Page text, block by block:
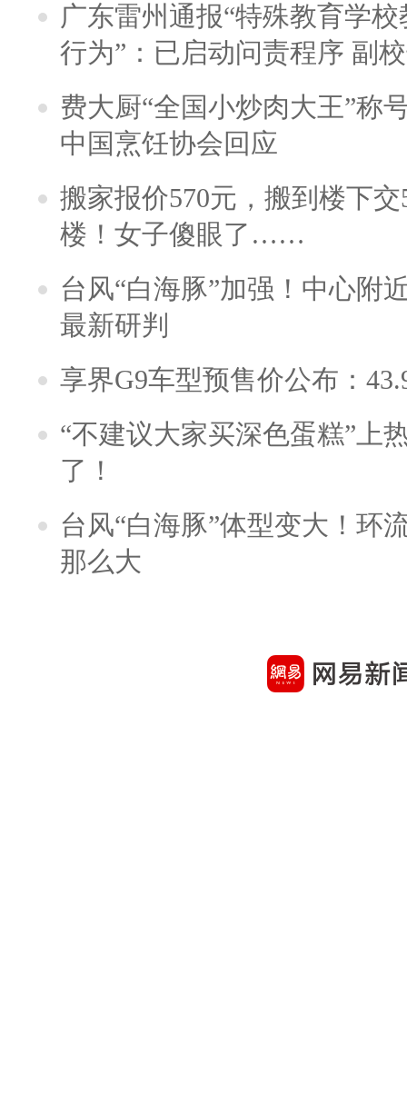
广东雷州通报“特殊教育学
行为”：已启动问责程序 副
费大厨“全国小炒肉大王”称
中国烹饪协会回应
搬家报价570元，搬到楼下
楼！女子傻眼了……
台风“白海豚”加强！中心附
最新研判
享界G9车型预售价公布：
“不建议大家买深色蛋糕”上
了！
台风“白海豚”体型变大！环
那么大